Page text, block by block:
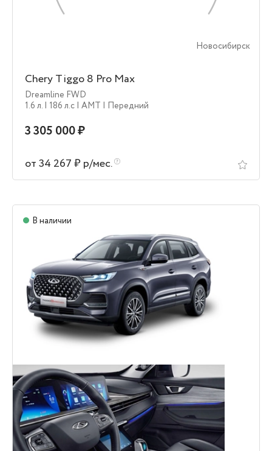
Новосибирск
Chery Tiggo 8 Pro Max
Dreamline FWD
1.6 л. | 186 л.c | AMT | Передний
3 305 000 ₽
от 34 267 ₽ р/мес.
В наличии